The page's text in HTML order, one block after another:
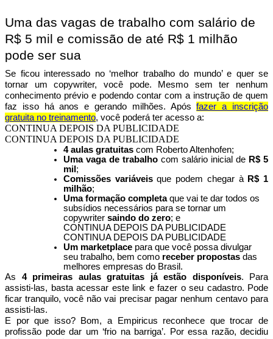
Uma das vagas de trabalho com salário de
R$ 5 mil e comissão de até R$ 1 milhão
pode ser sua
Se ficou interessado no ‘melhor trabalho do mundo’ e quer se
tornar um copywriter, você pode. Mesmo sem ter nenhum
conhecimento prévio e podendo contar com a instrução de quem
faz isso há anos e gerando milhões. Apósfazer a inscrição
gratuita no treinamento, você poderá ter acesso a:
CONTINUA DEPOIS DA PUBLICIDADE
CONTINUA DEPOIS DA PUBLICIDADE
4 aulas gratuitas com Roberto Altenhofen;
Uma vaga de trabalho com salário inicial de R$ 5
mil ;
Comissões variáveisque podem chegar à R$ 1
milhão;
Uma formação completaque vai te dar todos os
subsídios necessários para se tornar um
copywriter saindo do zero; e
CONTINUA DEPOIS DA PUBLICIDADE
CONTINUA DEPOIS DA PUBLICIDADE
Um marketplace para que você possa divulgar
seu trabalho, bem como receber propostas das
melhores empresas do Brasil.
As 4 primeiras aulas gratuitas já estão disponíveis. Para
assisti-las, basta acessar este link e fazer o seu cadastro. Pode
ficar tranquilo, você não vai precisar pagar nenhum centavo para
assisti-las.
E por que isso? Bom, a Empiricus reconhece que trocar de
profissão pode dar um ‘frio na barriga’. Por essa razão, decidiu